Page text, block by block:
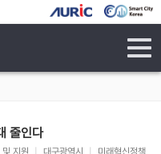
줄인다
지원 대구광역시
미래혁신정책